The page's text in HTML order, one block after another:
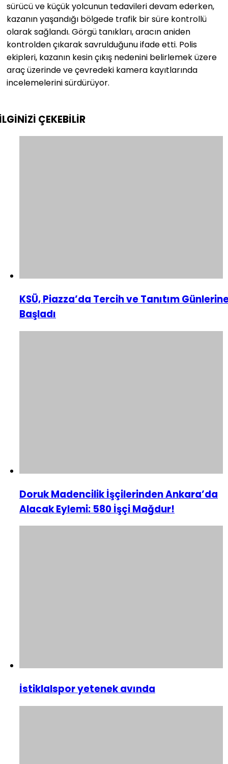
sürücü ve küçük yolcunun tedavileri devam ederken,
kazanın yaşandığı bölgede trafik bir süre kontrollü
olarak sağlandı. Görgü tanıkları, aracın aniden
kontrolden çıkarak savrulduğunu ifade etti. Polis
ekipleri, kazanın kesin çıkış nedenini belirlemek üzere
araç üzerinde ve çevredeki kamera kayıtlarında
incelemelerini sürdürüyor.
ÇEKEBİLİR
KSÜ, Piazza’da Tercih ve Tanıtım
Başladı
Doruk Madencilik İşçilerinden Ankara’da
Alacak Eylemi: 580 İşçi Mağdur!
İstiklalspor yetenek avında